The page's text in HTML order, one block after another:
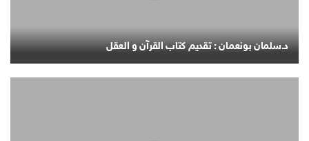
د.سلمان بونعمان : تقديم كتاب القرآن و العقل